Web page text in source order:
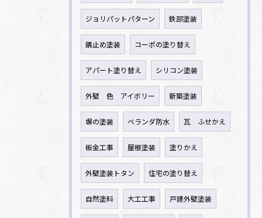
ジョリパットパターン 鉄部塗装
錆止め塗装 コーポの塗り替え
アパート塗り替え シリコン塗装
外壁 色 アイボリー 新築塗装
塀の塗装 ベランダ防水 瓦 ふせかえ
板金工事 屋根塗装 塗りかえ
外壁塗装トタン 住宅の塗り替え
自然塗料 大工工事 戸建外壁塗装